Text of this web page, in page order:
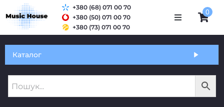
Оплата і доставка
+380 (68) 071 00 70
+380 (50) 071 00 70
+380 (73) 071 00 70
0
Каталог